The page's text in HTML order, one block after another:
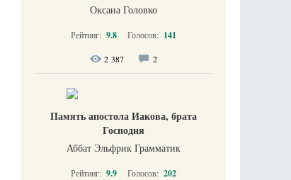
Оксана Головко
Рейтинг: 9.8 Голосов: 141
2 387 2
Память апостола Иакова, брата
Господня
Аббат Эльфрик Грамматик
Рейтинг: 9.9 Голосов: 202